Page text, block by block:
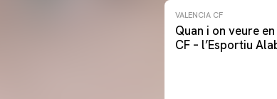
VALENCIA CF
Quan i on veure
CF – l’Esportiu